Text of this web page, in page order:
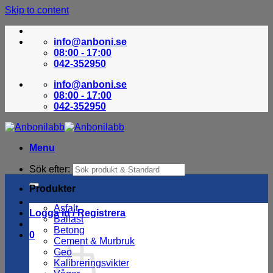
Skip to content
info@anboni.se
08:00 - 17:00
042-352950
info@anboni.se
08:00 - 17:00
042-352950
Menu
Sök efter:
Logga in / Registrera
0
Produkter
Asfalt
Ballast
Betong
Cement & Murbruk
Geo
Kalibreringsvikter